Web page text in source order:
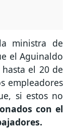
ministra de
el Aguinaldo
el 20 de
empleadores
si estos no
con el